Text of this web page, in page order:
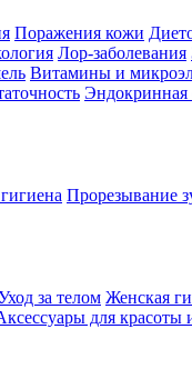
Поражения кожи
Лор-заболевания
Витамины и
Эндокринная
Прорезывание
за телом Женская
для красоты